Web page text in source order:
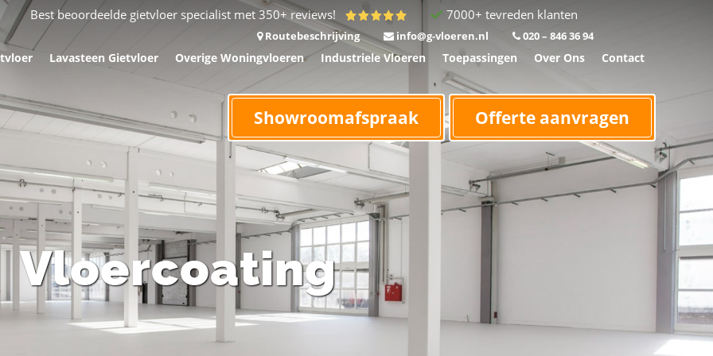
Vloercoating
Best beoordeelde gietvloer specialist met 350+ reviews! 7000+ tevreden klanten
Routebeschrijving info@g-vloeren.nl 020 – 846 36 94
Lavasteen Gietvloer Overige Woningvloeren Industriele Vloeren Toepassingen Over Ons Contact
Offerte aanvragen
Showroomafspraak